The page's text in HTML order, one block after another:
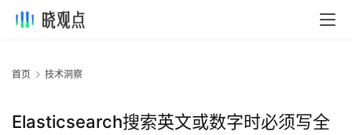
首页 技术洞察
Elasticsearch搜索英文或数字时必须写全